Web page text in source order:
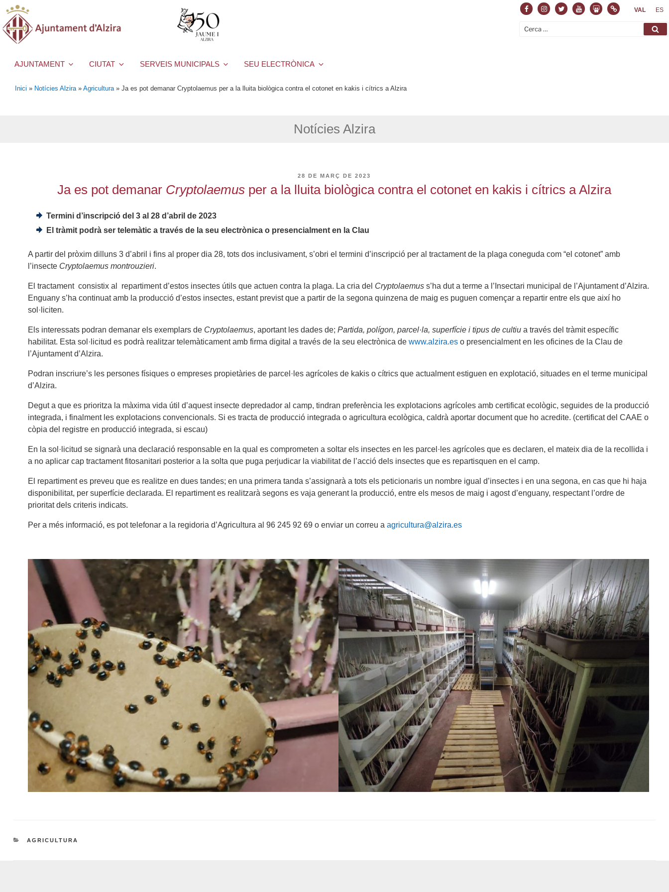
FacebookInstagram
TwitterYoutubeSlideshare
NormasVAL ES
Cerca:
AJUNTAMENT CIUTAT SERVEIS MUNICIPALS SEU ELECTRÒNICA
Inici » Notícies Alzira » Agricultura » Ja es pot demanar Cryptolaemus per a la lluita biològica contra el cotonet en kakis i cítrics a Alzira
Notícies Alzira
PUBLICAT
28 DE MARÇ DE 2023
Ja es pot demanar Cryptolaemus per a la lluita biològica contra el cotonet en kakis i cítrics a Alzira
Termini d’inscripció del 3 al 28 d’abril de 2023
El tràmit podrà ser telemàtic a través de la seu electrònica o presencialment en la Clau
A partir del pròxim dilluns 3 d’abril i fins al proper dia 28, tots dos inclusivament, s’obri el termini d’inscripció per al tractament de la plaga coneguda com “el cotonet” amb
l’insecte Cryptolaemus montrouzieri.
El tractament consistix al repartiment d’estos insectes útils que actuen contra la plaga. La cria del Cryptolaemuss’ha dut a terme a l’Insectari municipal de l’Ajuntament d’Alzira.
Enguany s’ha continuat amb la producció d’estos insectes, estant previst que a partir de la segona quinzena de maig es puguen començar a repartir entre els que així ho
sol·liciten.
Els interessats podran demanar els exemplars de Cryptolaemus, aportant les dades de; Partida, polígon, parcel·la, superfície i tipus de cultiua través del tràmit específic
habilitat. Esta sol·licitud es podrà realitzar telemàticament amb firma digital a través de la seu electrònica de www.alzira.eso presencialment en les oficines de la Clau de
l’Ajuntament d’Alzira.
Podran inscriure’s les persones físiques o empreses propietàries de parcel·les agrícoles de kakis o cítrics que actualment estiguen en explotació, situades en el terme municipal
d’Alzira.
Degut a que es prioritza la màxima vida útil d’aquest insecte depredador al camp, tindran preferència les explotacions agrícoles amb certificat ecològic, seguides de la producció
integrada, i finalment les explotacions convencionals. Si es tracta de producció integrada o agricultura ecològica, caldrà aportar document que ho acredite. (certificat del CAAE o
còpia del registre en producció integrada, si escau)
En la sol·licitud se signarà una declaració responsable en la qual es comprometen a soltar els insectes en les parcel·les agrícoles que es declaren, el mateix dia de la recollida i
a no aplicar cap tractament fitosanitari posterior a la solta que puga perjudicar la viabilitat de l’acció dels insectes que es repartisquen en el camp.
El repartiment es preveu que es realitze en dues tandes; en una primera tanda s’assignarà a tots els peticionaris un nombre igual d’insectes i en una segona, en cas que hi haja
disponibilitat, per superfície declarada. El repartiment es realitzarà segons es vaja generant la producció, entre els mesos de maig i agost d’enguany, respectant l’ordre de
prioritat dels criteris indicats.
Per a més informació, es pot telefonar a la regidoria d’Agricultura al 96 245 92 69 o enviar un correu a agricultura@alzira.es
CATEGORIES
AGRICULTURA